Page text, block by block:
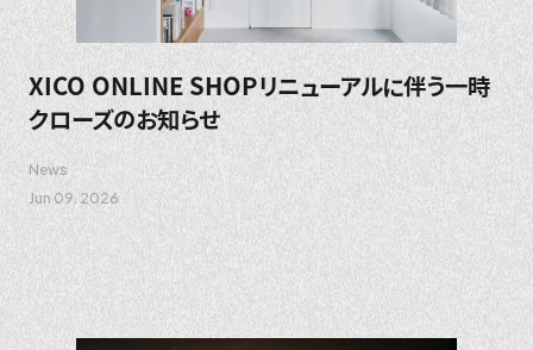
XICO ONLINE SHOPリニューアルに伴う一時
クローズのお知らせ
News
Jun 09. 2026